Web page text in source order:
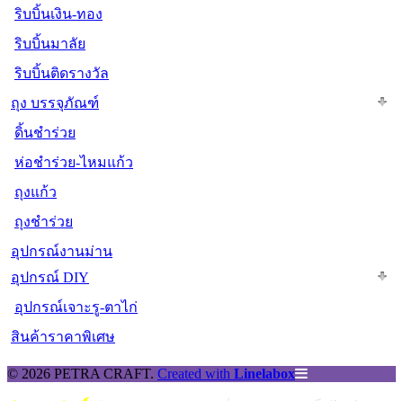
ริบบิ้นเงิน-ทอง
ริบบิ้นมาลัย
ริบบิ้นติดรางวัล
ถุง บรรจุภัณฑ์
ดิ้นชำร่วย
ห่อชำร่วย-ไหมแก้ว
ถุงแก้ว
ถุงชำร่วย
อุปกรณ์งานม่าน
อุปกรณ์ DIY
อุปกรณ์เจาะรู-ตาไก่
สินค้าราคาพิเศษ
© 2026 PETRA CRAFT. Created with Linelabox